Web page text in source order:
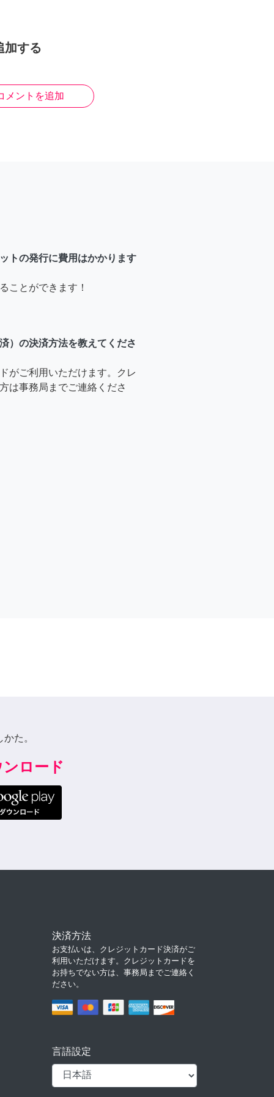
加する
メントを追加
トの発行に費用はかかります
ことができます！
）の決済方法を教えてくださ
がご利用いただけます。クレ
は事務局までご連絡くださ
た。
ロード
決済方法
お支払いは、クレジットカード決済がご
利用いただけます。クレジットカードを
お持ちでない方は、事務局までご連絡く
ださい。
言語設定